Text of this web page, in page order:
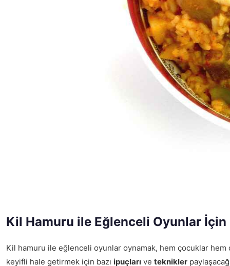
Kil Hamuru ile Eğlenceli Oyunlar İçin
Kil hamuru ile eğlenceli oyunlar oynamak, hem çocuklar
keyifli hale getirmek için bazı ipuçları ve teknikler